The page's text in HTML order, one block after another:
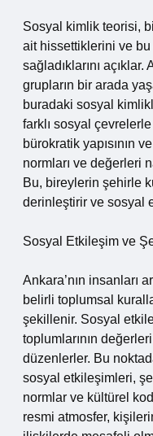
Sosyal kimlik teorisi,
ait hissettiklerini ve
sağladıklarını
grupların bir arada
buradaki sosyal
farklı sosyal
bürokratik yapısının
normları ve değerleri
Bu, bireylerin şehirle
derinleştirir ve sosyal
Sosyal Etkileşim ve
Ankara’nın insanları
belirli toplumsal
şekillenir. Sosyal
toplumlarının
düzenlerler. Bu
sosyal etkileşimleri,
normlar ve kültürel
resmi atmosfer,